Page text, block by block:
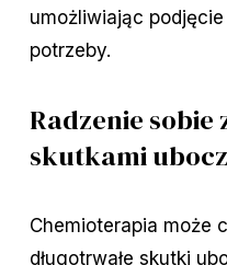
umożliwiając
potrzeby.
Radzenie sobie
skutkami
Chemioterapia może
długotrwałe skutki